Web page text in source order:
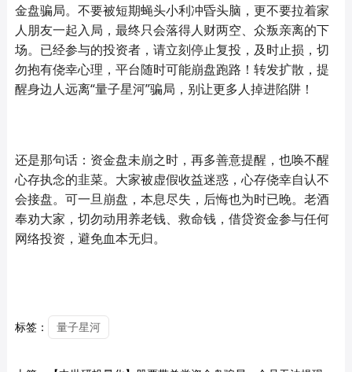
金盘骗局。不要被短期蝇头小利冲昏头脑，更不要拉着家
人朋友一起入局，最终只会落得人财两空、众叛亲离的下
场。已经参与的投资者，请立刻停止复投，及时止损，切
勿抱有侥幸心理，平台随时可能崩盘跑路！转发扩散，提
醒身边人远离“量子星河”骗局，别让更多人掉进陷阱！
还是那句话：资金盘未崩之时，再多善意提醒，也唤不醒
心存执念的韭菜。大家被虚假收益迷惑，心存侥幸自认不
会接盘。可一旦崩盘，本息尽失，后悔也为时已晚。老酒
奉劝大家，切勿动用养老钱、救命钱，借贷资金参与任何
网络投资，避免血本无归。
标签： 量子星河